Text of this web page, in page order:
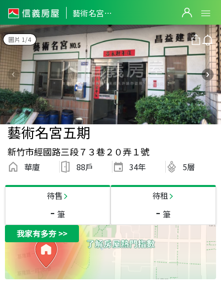
藝術名宮五期
圖片 1/4
藝術名宮五期
新竹市經國路三段７３巷２０弄１號
華廈 88戶 34年 5層
待售
- 筆
待租
- 筆
我家有多夯>>